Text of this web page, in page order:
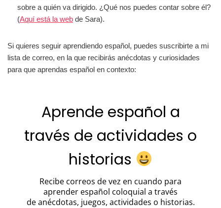
sobre a quién va dirigido. ¿Qué nos puedes contar sobre él?
(Aquí está la web de Sara).
Si quieres seguir aprendiendo español, puedes suscribirte a mi
lista de correo, en la que recibirás anécdotas y curiosidades
para que aprendas español en contexto:
Aprende español a
través de actividades o
historias
Recibe correos de vez en cuando para
aprender español coloquial a través
de anécdotas, juegos, actividades o historias.